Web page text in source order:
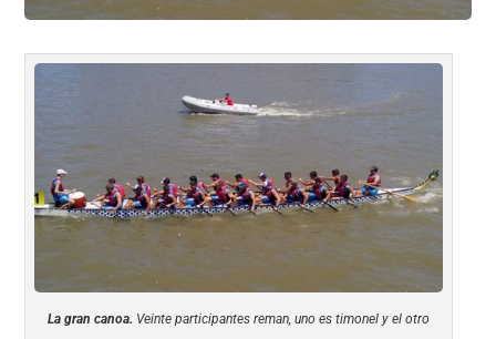
La gran canoa. Veinte participantes reman, uno es timonel y el otro